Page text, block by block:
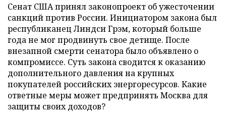
Сенат США принял законопроект об ужесточении
санкций против России. Инициатором закона был
республиканец Линдси Грэм, который больше
года не мог продвинуть свое детище. После
внезапной смерти сенатора было объявлено о
компромиссе. Суть закона сводится к оказанию
дополнительного давления на крупных
покупателей российских энергоресурсов. Какие
ответные меры может предпринять Москва для
защиты своих доходов?